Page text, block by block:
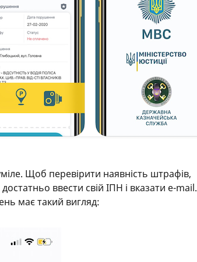
Щоб перевірити наявність штрафів,
ввести свій ІПН і вказати e-mail.
має такий вигляд: